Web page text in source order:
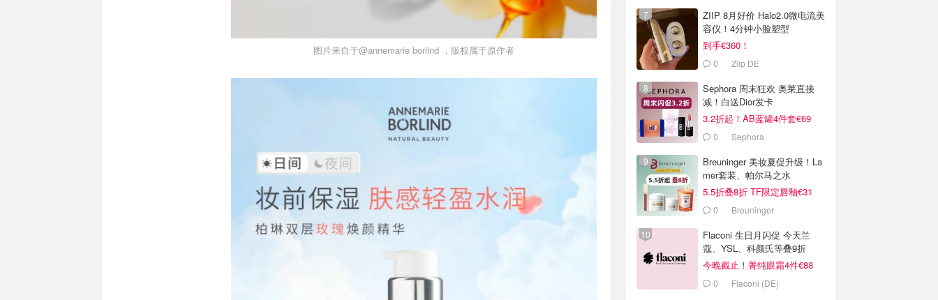
图片来自于@annemarie borlind ，版权属于原作者
ZIIP 8月好价 Halo2.0微电流美
容仪！4分钟小脸塑型
到手€360！
0 Ziip DE
Sephora 周末狂欢 奥莱直接
减！白送Dior发卡
3.2折起！AB蓝罐4件套€69
0 Sephora
Breuninger 美妆夏促升级！La
mer套装、帕尔马之水
5.5折叠8折 TF限定唇釉€31
0 Breuninger
Flaconi 生日月闪促 今天兰
蔻、YSL、科颜氏等叠9折
今晚截止！菁纯眼霜4件€88
0 Flaconi (DE)